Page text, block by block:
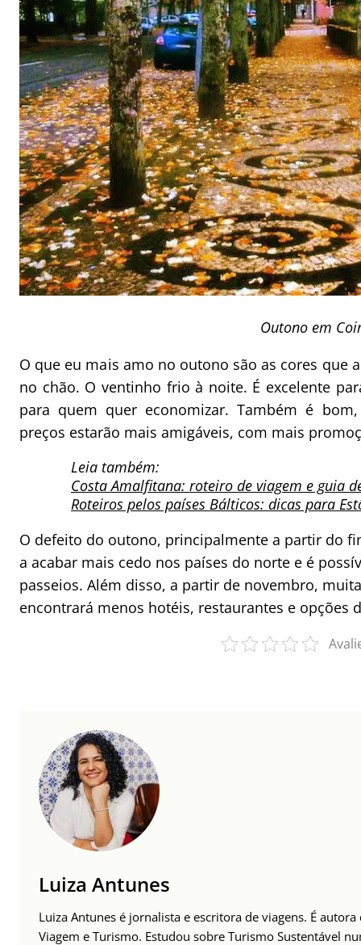
Outono em
O que eu mais amo no outono são as cores que
no chão. O ventinho frio à noite. É excelente
para quem quer economizar. Também é
preços estarão mais amigáveis, com mais
Leia também:
Costa Amalfitana: roteiro de viagem e guia
Roteiros pelos países Bálticos: dicas para
O defeito do outono, principalmente a partir do
a acabar mais cedo nos países do norte e é
passeios. Além disso, a partir de novembro,
encontrará menos hotéis, restaurantes e opções
Luiza Antunes
Luiza Antunes é jornalista e escritora de viagens. É
Viagem e Turismo. Estudou sobre Turismo Sustentável